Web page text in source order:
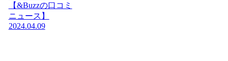
【&Buzzの口コミ
ニュース】
2024.04.09